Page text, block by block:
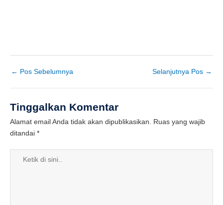
← Pos Sebelumnya Selanjutnya Pos →
Tinggalkan Komentar
Alamat email Anda tidak akan dipublikasikan.
Ruas yang wajib
ditandai *
Ketik